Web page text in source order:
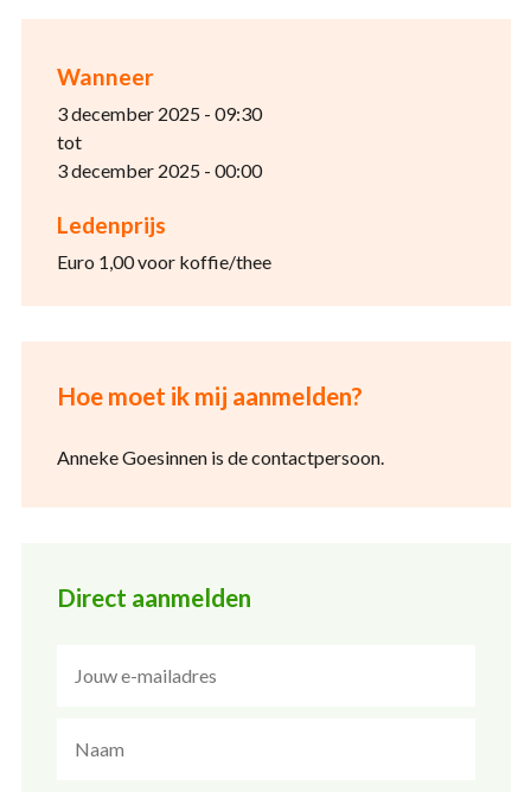
Wanneer
3 december 2025 - 09:30
tot
3 december 2025 - 00:00
Ledenprijs
Euro 1,00 voor koffie/thee
Hoe moet ik mij aanmelden?
Anneke Goesinnen is de contactpersoon.
Direct aanmelden